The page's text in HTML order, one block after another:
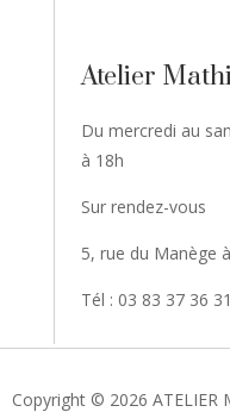
Atelier
Du mercredi au
à 18h
Sur rendez-vous
5, rue du Manège
Tél : 03 83 37 36 31
Copyright © 2026 ATELIER